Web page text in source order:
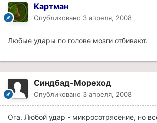
Картман
Опубликовано 3 апреля, 2008
Любые удары по голове мозги отбивают.
Синдбад-Мореход
Опубликовано 3 апреля, 2008
Ога. Любой удар - микросотрясение, но